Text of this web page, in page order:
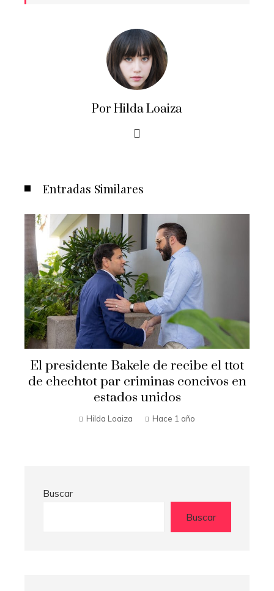
Por Hilda Loaiza
Entradas Similares
El presidente Bakele de recibe el ttot
de chechtot par criminas concivos en
estados unidos
Hilda Loaiza Hace 1 año
Buscar
Buscar